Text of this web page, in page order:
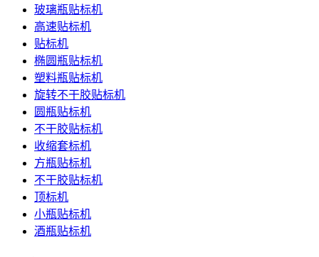
玻璃瓶贴标机
高速贴标机
贴标机
椭圆瓶贴标机
塑料瓶贴标机
旋转不干胶贴标机
圆瓶贴标机
不干胶贴标机
收缩套标机
方瓶贴标机
不干胶贴标机
顶标机
小瓶贴标机
酒瓶贴标机